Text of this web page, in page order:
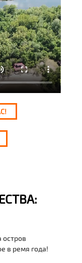
остров
в ремя года!